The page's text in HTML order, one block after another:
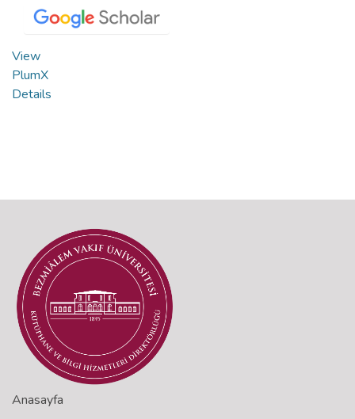
View
PlumX
Details
Anasayfa